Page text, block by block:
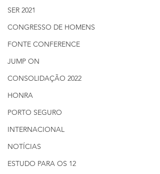
SER 2021
CONGRESSO DE HOMENS
FONTE CONFERENCE
JUMP ON
CONSOLIDAÇÃO 2022
HONRA
PORTO SEGURO
INTERNACIONAL
NOTÍCIAS
ESTUDO PARA OS 12